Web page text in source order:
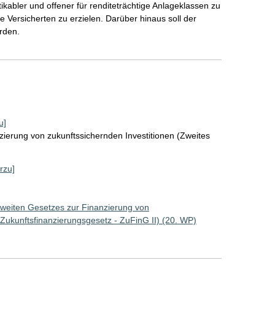
und offener für renditeträchtige Anlageklassen zu
Versicherten zu erzielen. Darüber hinaus soll der
von zukunftssichernden Investitionen (Zweites
Gesetzes zur Finanzierung von
- ZuFinG II) (20. WP)